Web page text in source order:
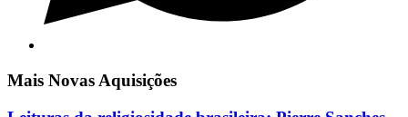
Mais Novas Aquisições